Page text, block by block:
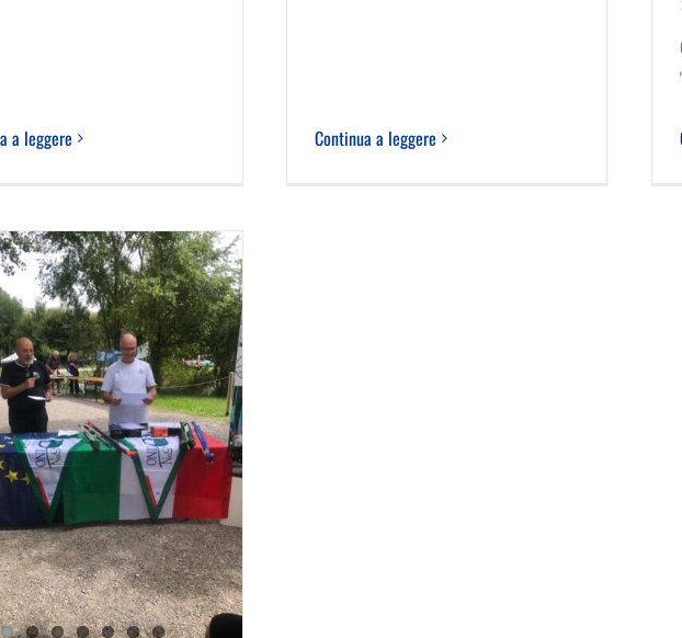
a leggere Continua a leggere